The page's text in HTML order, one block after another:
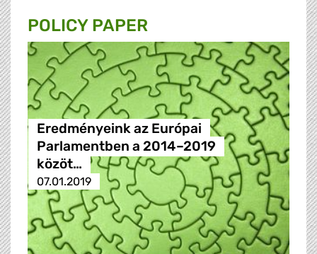
POLICY PAPER
Eredményeink az Európai
Parlamentben a 2014–2019
közöt…
07.01.2019